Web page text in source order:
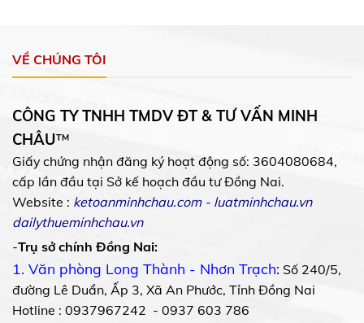
VỀ CHÚNG TÔI
CÔNG TY TNHH TMDV ĐT & TƯ VẤN MINH
CHÂU™
Giấy chứng nhận đăng ký hoạt động số: 3604080684,
cấp lần đầu tại Sở kế hoạch đầu tư Đồng Nai.
Website : ketoanminhchau.com- luatminhchau.vn
dailythueminhchau.vn
-Trụ sở chính Đồng Nai:
1. Văn phòng Long Thành - Nhơn Trạch: Số 240/5,
đường Lê Duẩn, Ấp 3, Xã An Phước, Tỉnh Đồng Nai
Hotline : 0937967242 - 0937 603 786